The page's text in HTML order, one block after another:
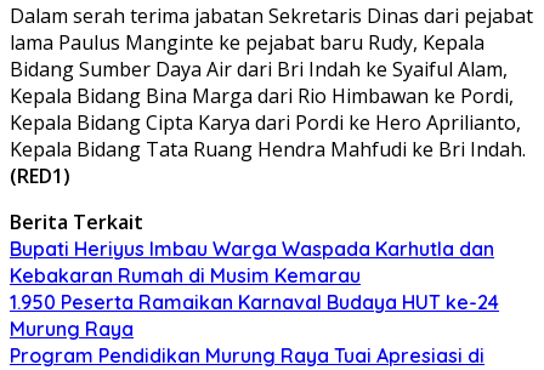
Dalam serah terima jabatan Sekretaris Dinas dari pejabat
lama Paulus Manginte ke pejabat baru Rudy, Kepala
Bidang Sumber Daya Air dari Bri Indah ke Syaiful Alam,
Kepala Bidang Bina Marga dari Rio Himbawan ke Pordi,
Kepala Bidang Cipta Karya dari Pordi ke Hero Aprilianto,
Kepala Bidang Tata Ruang Hendra Mahfudi ke Bri Indah.
(RED1)
Berita Terkait
Bupati Heriyus Imbau Warga Waspada Karhutla dan
Kebakaran Rumah di Musim Kemarau
1.950 Peserta Ramaikan Karnaval Budaya HUT ke-24
Murung Raya
Program Pendidikan Murung Raya Tuai Apresiasi di